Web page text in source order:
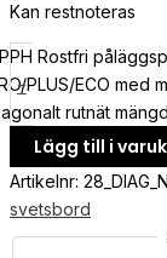
Kan restnoteras
-
Rostfri
PLUS/ECO med
rutnät mängd
Lägg till i
Artikelnr:
svetsbord